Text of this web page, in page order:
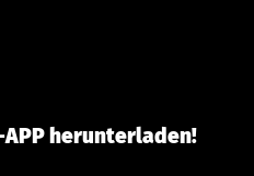
APP herunterladen!